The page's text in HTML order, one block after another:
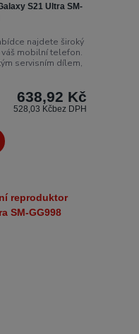
S21 Ultra SM-
najdete široký
mobilní telefon.
servisním dílem,
638,92 Kč
528,03 Kčbez DPH